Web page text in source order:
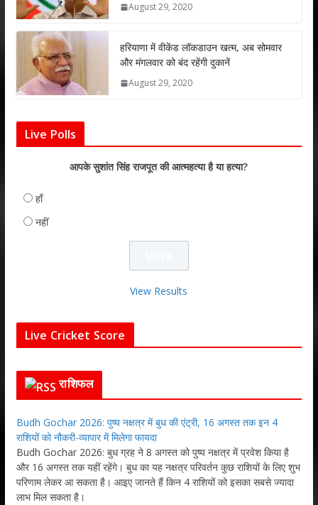
August 29, 2020
हरियाणा में वीकेंड लॉकडाउन खत्म, अब सोमवार
और मंगलवार को बंद रहेंगी दुकानें
August 29, 2020
Live Polls
आपके सुशांत सिंह राजपूत की आत्महत्या है या हत्या?
हाँ
नहीं
View Results
Live Cricket Score
राशिफल
Budh Gochar 2026: पुष्य नक्षत्र में बुध की एंट्री, 16 अगस्त तक इन 4
राशियों को नौकरी-व्यापार में मिलेगा फायदा
Budh Gochar 2026: बुध ग्रह ने 8 अगस्त को पुष्य नक्षत्र में प्रवेश किया है
और 16 अगस्त तक यहीं रहेंगे। बुध का यह नक्षत्र परिवर्तन कुछ राशियों के लिए शुभ
परिणाम लेकर आ सकता है। आइए जानते हैं किन 4 राशियों को इसका सबसे ज्यादा
लाभ मिल सकता है।